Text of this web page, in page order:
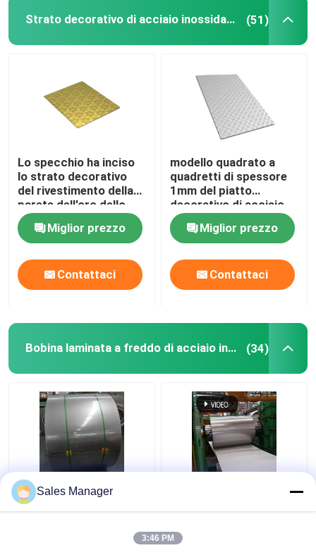
Strato decorativo di acciaio inossidabile (51)
Lo specchio ha inciso
lo strato decorativo
del rivestimento della
parete dell'oro dello
strato di acciaio
inossidabile
Miglior prezzo
Contattaci
modello quadrato a
quadretti di spessore
1mm del piatto
decorativo di acciaio
inossidabile 430Ss
Miglior prezzo
Contattaci
Bobina laminata a freddo di acciaio inossidabile (34)
Finitura superficia
laminata a freddo della
di acciaio inossidabile
per la decorazione
Sales Manager
3:46 PM